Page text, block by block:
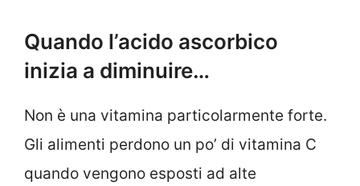
Quando l’acido ascorbico
inizia a diminuire…
Non è una vitamina particolarmente forte.
Gli alimenti perdono un po’ di vitamina C
quando vengono esposti ad alte